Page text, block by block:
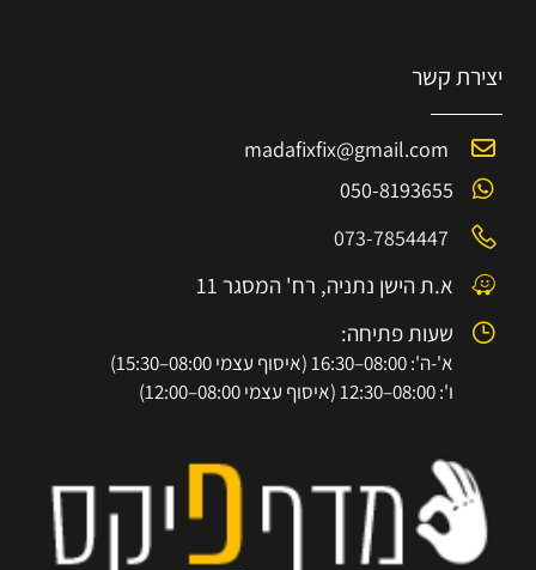
יצירת קשר
madafixfix@gmail.com
050-8193655
073-7854447
א.ת הישן נתניה, רח' המסגר 11
שעות פתיחה:
א'-ה': 08:00–16:30 (איסוף עצמי 08:00–15:30)
ו': 08:00–12:30 (איסוף עצמי 08:00–12:00)